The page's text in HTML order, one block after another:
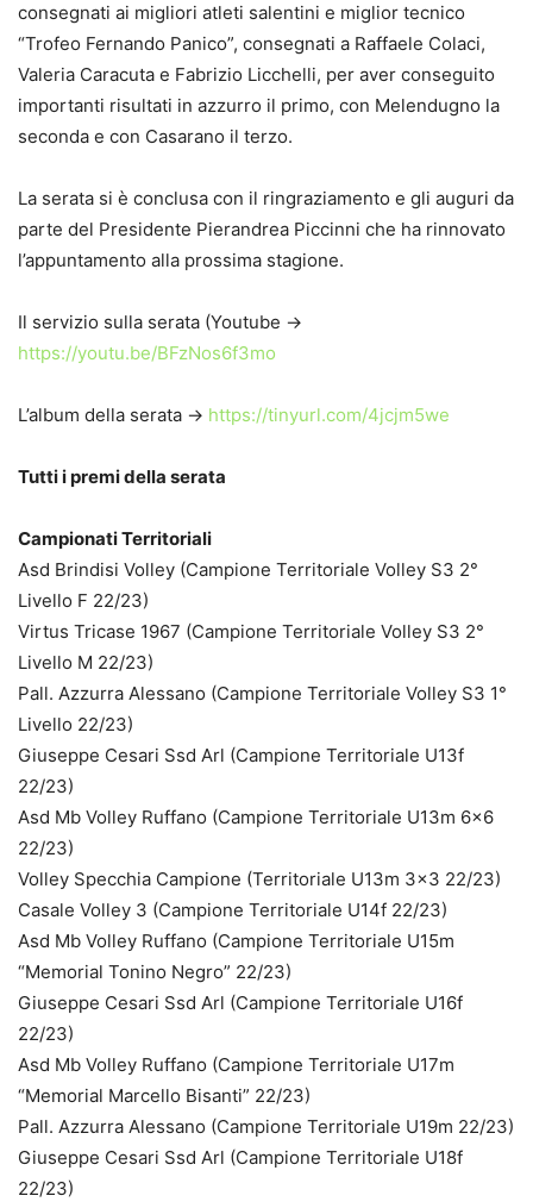
consegnati ai migliori atleti salentini e miglior tecnico
“Trofeo Fernando Panico”, consegnati a Raffaele Colaci,
Valeria Caracuta e Fabrizio Licchelli, per aver conseguito
importanti risultati in azzurro il primo, con Melendugno la
seconda e con Casarano il terzo.
La serata si è conclusa con il ringraziamento e gli auguri da
parte del Presidente Pierandrea Piccinni che ha rinnovato
l’appuntamento alla prossima stagione.
Il servizio sulla serata (Youtube ->
https://youtu.be/BFzNos6f3mo
L’album della serata -> https://tinyurl.com/4jcjm5we
Tutti i premi della serata
Campionati Territoriali
Asd Brindisi Volley (Campione Territoriale Volley S3 2°
Livello F 22/23)
Virtus Tricase 1967 (Campione Territoriale Volley S3 2°
Livello M 22/23)
Pall. Azzurra Alessano (Campione Territoriale Volley S3 1°
Livello 22/23)
Giuseppe Cesari Ssd Arl (Campione Territoriale U13f
22/23)
Asd Mb Volley Ruffano (Campione Territoriale U13m 6×6
22/23)
Volley Specchia Campione (Territoriale U13m 3×3 22/23)
Casale Volley 3 (Campione Territoriale U14f 22/23)
Asd Mb Volley Ruffano (Campione Territoriale U15m
“Memorial Tonino Negro” 22/23)
Giuseppe Cesari Ssd Arl (Campione Territoriale U16f
22/23)
Asd Mb Volley Ruffano (Campione Territoriale U17m
“Memorial Marcello Bisanti” 22/23)
Pall. Azzurra Alessano (Campione Territoriale U19m 22/23)
Giuseppe Cesari Ssd Arl (Campione Territoriale U18f
22/23)